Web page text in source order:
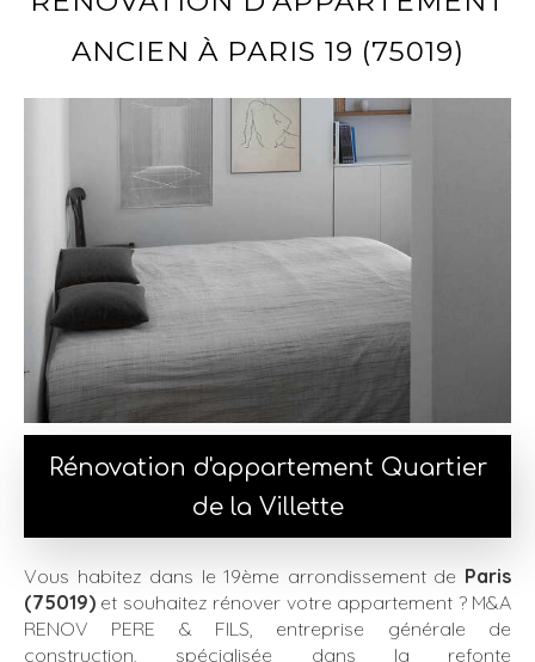
ANCIEN À PARIS 19 (75019)
Rénovation d'appartement Quartier
de la Villette
Vous habitez dans le 19ème arrondissement de Paris
(75019) et souhaitez rénover votre appartement ? M&A
RENOV PERE & FILS, entreprise générale de
construction, spécialisée dans la refonte